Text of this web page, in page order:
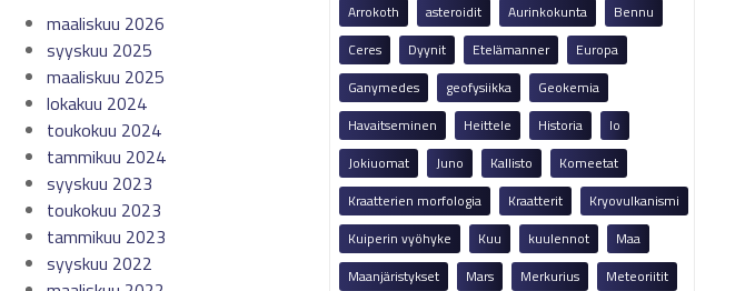
Arrokoth
asteroidit Aurinkokunta
Bennu
Ceres
Dyynit Etelämanner
Europa
Ganymedes
geofysiikka
Geokemia
Havaitseminen
Heittele Historia
Io
Jokiuomat
Juno Kallisto
Komeetat
Kraatterien morfologia
Kraatterit
Kryovulkanismi
Kuiperin vyöhyke
Kuu kuulennot
Maa
Maanjäristykset
Mars Merkurius
Meteoriitit
maaliskuu 2026
syyskuu 2025
maaliskuu 2025
lokakuu 2024
toukokuu 2024
tammikuu 2024
syyskuu 2023
toukokuu 2023
tammikuu 2023
syyskuu 2022